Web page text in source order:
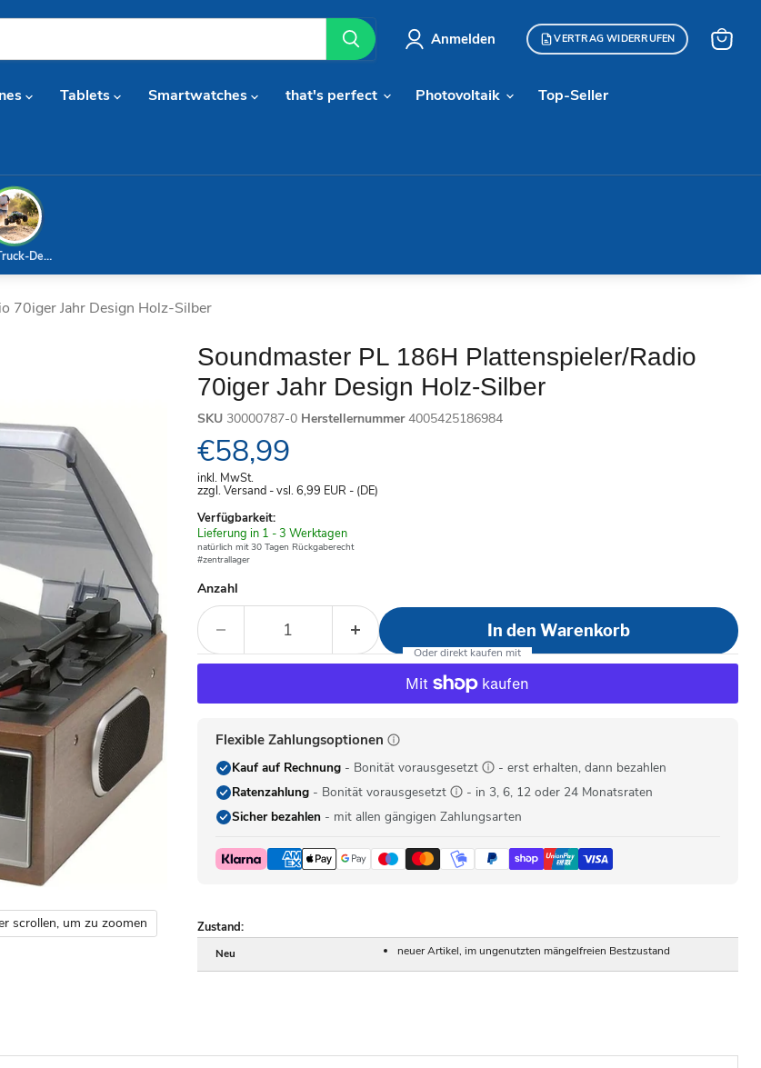
Anmelden VERTRAG WIDERRUFEN
Tablets Smartwatches that's perfect Photovoltaik Top-Seller
Deal
70iger Jahr Design Holz-Silber
scrollen, um zu zoomen
Soundmaster PL 186H Plattenspieler/Radio
70iger Jahr Design Holz-Silber
SKU 30000787-0 Herstellernummer 4005425186984
Aktueller Preis
€58,99
inkl. MwSt.
zzgl. Versand - vsl. 6,99 EUR - (DE)
Verfügbarkeit:
Verfügbar
-
Lieferung in 1 - 3 Werktagen
natürlich mit 30 Tagen Rückgaberecht
#zentrallager
Anzahl
In den Warenkorb
Flexible Zahlungsoptionen
Kauf auf Rechnung- Bonität vorausgesetzt
- erst erhalten, dann bezahlen
Ratenzahlung- Bonität vorausgesetzt
- in 3, 6, 12 oder 24 Monatsraten
Sicher bezahlen- mit allen gängigen Zahlungsarten
Zustand:
Neu neuer Artikel, im ungenutzten mängelfreien Bestzustand